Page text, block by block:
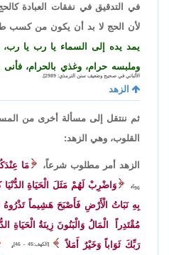
في التدقيق في نفقات العبادة
لأن الحج لا بد أن يكون من كسب
يمد يده إلى السماء يا رب يا
وملبسه حرام، وغذي بالحرام،
الألباني في صحيح وضعيف سنن الترمذي: 2989].
الزهد
ثم ننتقل إلى مسألة أخرى من
القلوب، وهي الزهد:
الزهد أمر مطلوب شرعاً، مَا
96] ،
وَاضْرِبْ لَهُمْ مَثَلَ الْحَيَاةِ
بِهِ نَبَاتُ الْأَرْضِ فَأَصْبَحَ هَشِيماً
مُقْتَدِراً الْمَالُ وَالْبَنُونَ زِينَةُ الْحَيَاةِ
رَبِّكَ ثَوَاباً وَخَيْرٌ أَمَلاً
[الكهف:45 - 46] ،